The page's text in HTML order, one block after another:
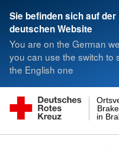
Sie befinden sich auf der
deutschen Website
You are on the German
you can use the switch to
the English one
in